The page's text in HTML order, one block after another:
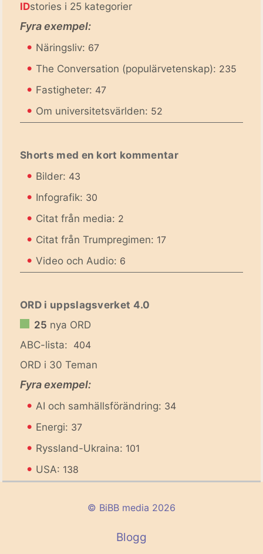
IDstories i 25 kategorier
Fyra exempel:
• Näringsliv: 67
• The Conversation (populärvetenskap): 235
• Fastigheter: 47
• Om universitetsvärlden: 52
Shorts med en kort kommentar
• Bilder: 43
• Infografik: 30
• Citat från media: 2
• Citat från Trumpregimen: 17
• Video och Audio: 6
ORD i uppslagsverket 4.0
25 nya ORD
ABC-lista: 404
ORD i 30 Teman
Fyra exempel:
• AI och samhällsförändring: 34
• Energi: 37
• Ryssland-Ukraina: 101
• USA: 138
© BiBB media 2026
Blogg